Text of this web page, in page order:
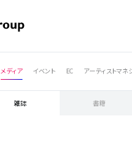
メディア イベント EC アーティストマネ
雑誌 書籍